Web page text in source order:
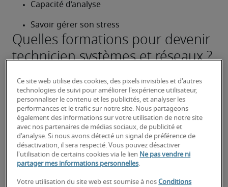
Capacité d’analyse
Savoir gérer son stress
Quelles formations pour devenir
technicien systèmes et réseaux ?
systèmes et réseaux est l’obtention d’un
baccalauréat professionnel spécialisé en systèmes
électroniques numériques (SEN).
D’autres diplômes tels que le BTS ou DUT avec une
spécialisation informatique mènent également à ce
type de poste. Ces diplômes s’obtiennent à partir de
Bac +2.
Quelles sont les perspectives
Ce site web utilise des cookies, des pixels invisibles et d'autres
technologies de suivi pour améliorer l'expérience utilisateur,
personnaliser le contenu et les publicités, et analyser les
performances et le trafic sur notre site. Nous partageons
également des informations sur votre utilisation de notre site
avec nos partenaires de médias sociaux, de publicité et
d'analyse. Si nous avons détecté un signal de préférence de
désactivation, il sera respecté. Vous pouvez désactiver
l'utilisation de certains cookies via le lien Ne pas vendre ni
partager mes informations personnelles.
Votre utilisation du site web est soumise à nosConditions